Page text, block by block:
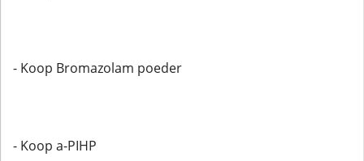
- Koop Bromazolam poeder
- Koop a-PIHP